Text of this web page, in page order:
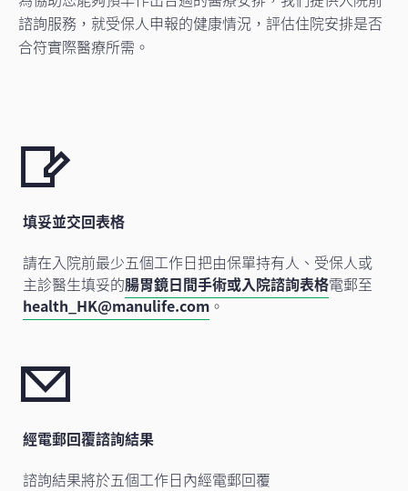
諮詢服務，就受保人申報的健康情況，評估住院安排是否
合符實際醫療所需。
填妥並交回表格
請在入院前最少五個工作日把由保單持有人、受保人或
主診醫生填妥的腸胃鏡日間手術或入院諮詢表格電郵至
health_HK@manulife.com。
經電郵回覆諮詢結果
諮詢結果將於五個工作日內經電郵回覆